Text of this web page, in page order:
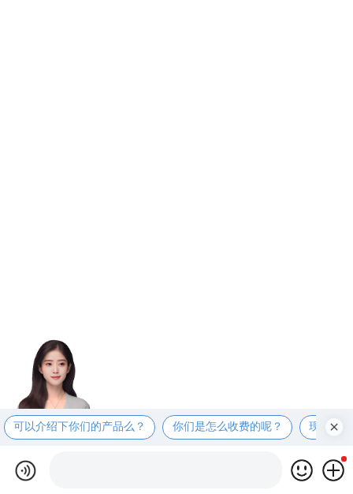
可以介绍下你们的产品么？ 你们是怎么收费的呢？ 现在有